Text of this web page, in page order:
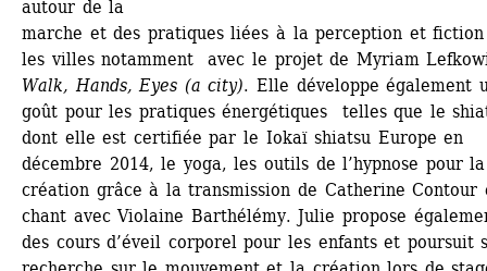
autour de la
marche et des pratiques liées à la perception et fiction
les villes notamment avec le projet de Myriam
Walk, Hands, Eyes (a city). Elle développe également
goût pour les pratiques énergétiques telles que le
dont elle est certifiée par le Iokaï shiatsu Europe en
décembre 2014, le yoga, les outils de l’hypnose pour la
création grâce à la transmission de Catherine Contour
chant avec Violaine Barthélémy. Julie propose
des cours d’éveil corporel pour les enfants et poursuit